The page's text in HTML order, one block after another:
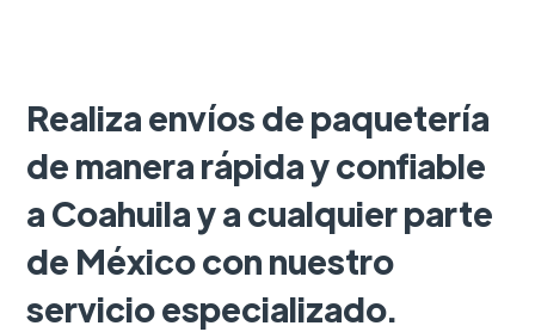
Realiza envíos de paquetería
de manera rápida y confiable
a Coahuila y a cualquier parte
de México con nuestro
servicio especializado.